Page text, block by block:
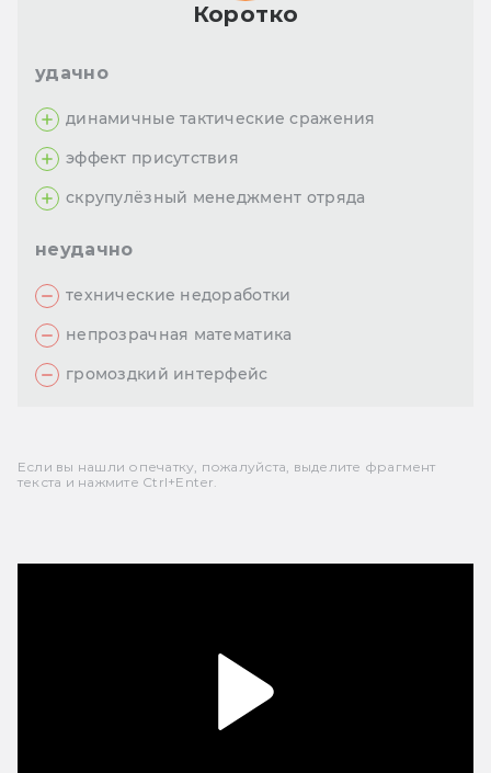
Коротко
удачно
динамичные тактические сражения
эффект присутствия
скрупулёзный менеджмент отряда
неудачно
технические недоработки
непрозрачная математика
громоздкий интерфейс
Если вы нашли опечатку, пожалуйста, выделите фрагмент
текста и нажмите Ctrl+Enter.